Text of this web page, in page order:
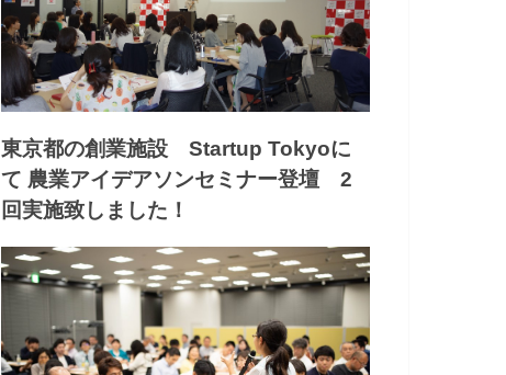
東京都の創業施設 Startup Tokyoに
て 農業アイデアソンセミナー登壇 2
回実施致しました！